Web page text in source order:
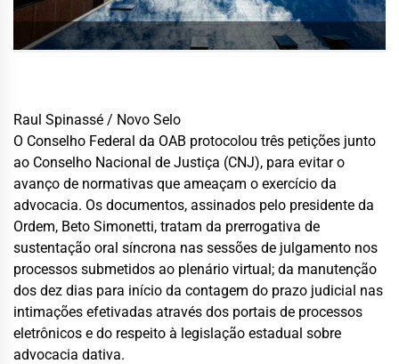
Raul Spinassé / Novo Selo
O Conselho Federal da OAB protocolou três petições junto
ao Conselho Nacional de Justiça (CNJ), para evitar o
avanço de normativas que ameaçam o exercício da
advocacia. Os documentos, assinados pelo presidente da
Ordem, Beto Simonetti, tratam da prerrogativa de
sustentação oral síncrona nas sessões de julgamento nos
processos submetidos ao plenário virtual; da manutenção
dos dez dias para início da contagem do prazo judicial nas
intimações efetivadas através dos portais de processos
eletrônicos e do respeito à legislação estadual sobre
advocacia dativa.